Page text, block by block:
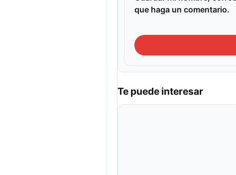
que haga un comentario.
Te puede interesar